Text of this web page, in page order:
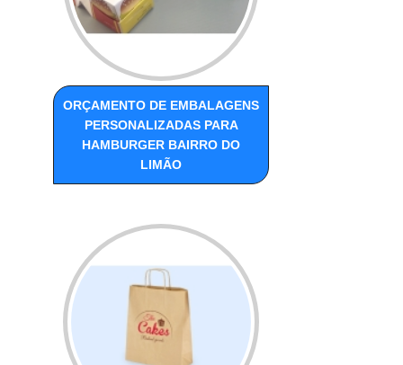
ORÇAMENTO DE EMBALAGENS
PERSONALIZADAS PARA
HAMBURGER BAIRRO DO
LIMÃO